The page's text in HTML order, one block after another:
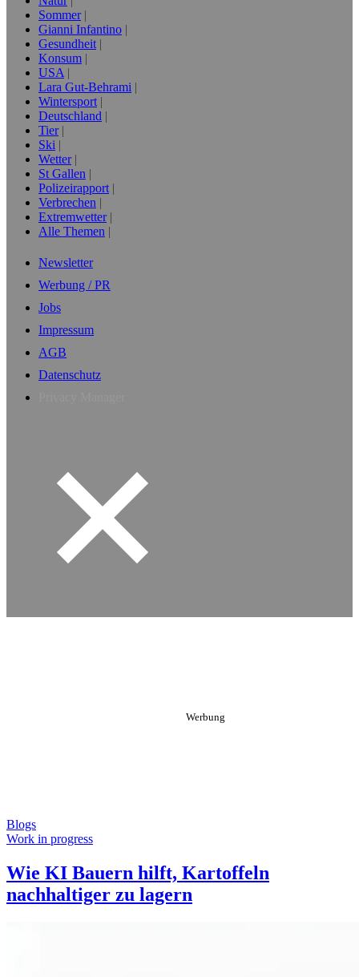
Sommer
Gianni Infantino
Gesundheit
Konsum
USA
Lara Gut-Behrami
Wintersport
Deutschland
Tier
Ski
Wetter
St Gallen
Polizeirapport
Verbrechen
Extremwetter
Alle Themen
Newsletter
Werbung / PR
Jobs
Impressum
AGB
Datenschutz
Blogs
Work in progress
Wie KI Bauern hilft, Kartoffeln
nachhaltiger zu lagern